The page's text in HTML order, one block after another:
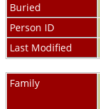
Buried
Person ID
Last Modified
Family